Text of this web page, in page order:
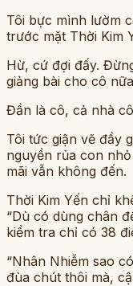
Tôi bực mình lườm
trước mặt Thời Kim
Hừ, cứ đợi đấy.
giảng bài cho cô
Đần là cô, cả nhà
Tôi tức giận vẽ đầy
nguyền rủa con
mãi vẫn không đến.
Thời Kim Yến chỉ
“Dù có dùng chân
kiểm tra chỉ có 38
“Nhân Nhiễm sao
đùa chút thôi mà,